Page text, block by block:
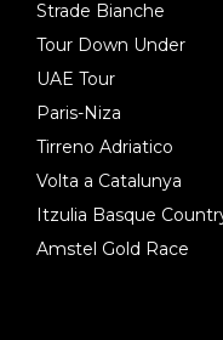
Strade Bianche
Tour Down Under
UAE Tour
Paris-Niza
Tirreno Adriatico
Volta a Catalunya
Itzulia Basque
Amstel Gold Race